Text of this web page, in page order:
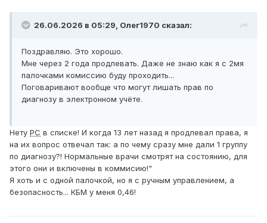
26.06.2026 в 05:29, Олег1970 сказал:
Поздравляю. Это хорошо.
Мне через 2 года продлевать. Даже не знаю как я с 2мя
палочками комиссию буду проходить...
Поговаривают вообще что могут лишать прав по
диагнозу в электронном учёте.
Нету РС в списке! И когда 13 лет назад я продлевал права, я
на их вопрос отвечал так: а по чему сразу мне дали 1 группу
по диагнозу?! Нормальные врачи смотрят на состоянию, для
этого они и включены в коммисию!"
Я хоть и с одной палочкой, но я с ручным управлением, а
безопасность... КБМ у меня 0,46!